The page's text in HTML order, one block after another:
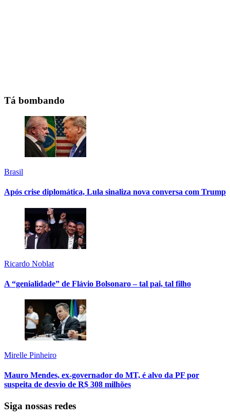
Tá bombando
Brasil
Após crise diplomática, Lula sinaliza nova conversa com Trump
Ricardo Noblat
A “genialidade” de Flávio Bolsonaro – tal pai, tal filho
Mirelle Pinheiro
Mauro Mendes, ex-governador do MT, é alvo da PF por
suspeita de desvio de R$ 308 milhões
Siga nossas redes